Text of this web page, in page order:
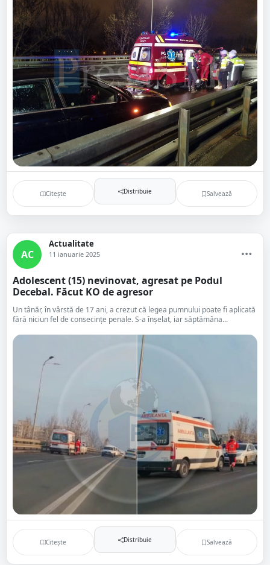
Citește Distribuie Salvează
AC
Actualitate
11 ianuarie 2025
Adolescent (15) nevinovat, agresat pe Podul
Decebal. Făcut KO de agresor
Un tânăr, în vârstă de 17 ani, a crezut că legea pumnului poate fi aplicată
fără niciun fel de consecințe penale. S-a înșelat, iar săptămâna...
Citește Distribuie Salvează